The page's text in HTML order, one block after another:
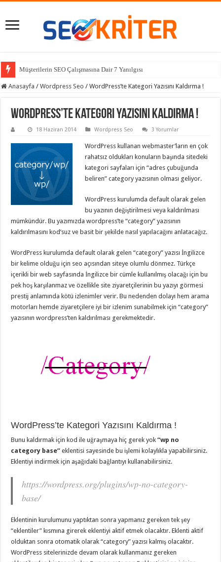
Müşterilerin SEO Çalışmasına Dair 7 Yanılgısı
Anasayfa / Wordpress Seo / WordPress’te Kategori Yazısını Kaldırma !
WordPress’te Kategori Yazısını Kaldırma !
18 Haziran 2014 Wordpress Seo 3 Yorumlar
WordPress kullanan webmaster’ların en çok
rahatsız oldukları konuların başında sitedeki
kategori sayfaları için “adres çubuğunda
beliren” category yazısının olması geliyor.
WordPress kurulumda default olarak gelen
bu yazının değiştirilmesi veya kaldırılması
mümkündür. Bu yazımızda wordpress’te “category” yazısının
kaldırılmasını kod’suz ve basit bir şekilde nasıl yapılacağını anlatacağız.
WordPress kurulumda default olarak gelen “category” yazısı İngilizce
bir kelime olduğu için seo açısından siteye olumlu dönmez. Türkçe
içerikli bir web sayfasında İngilizce bir cümle kullanılmış olacağı için bu
pek hoş karşılanmaz ve özellikle site ziyaretçilerinin bu yazıyı görmesi
prestij anlamında kötü izlenimler verir. Bu nedenden dolayı hem arama
motorları hemde ziyaretçilere iyi bir izlenim sunabilmek için “category”
yazısının wordpress’ten kaldırılması gerekmektedir.
WordPress’te Kategori Yazısını Kaldırma !
Bunu kaldırmak için kod ile uğraşmaya hiç gerek yok“wp no
category base” eklentisi sayesinde bu işlemi kolaylıkla yapabilirsiniz.
Eklentiyi indirmek için aşağıdaki bağlantıyı kullanabilirsiniz.
https://wordpress.org/plugins/wp-no-category-
base/
Eklentinin kurulumunu yaptıktan sonra yapmanız gereken tek şey
“eklentiler” kısmına girerek eklentiyi aktif etmek olacaktır. Eklenti aktif
olduktan sonra otomatik olarak “category” yazısı kalmış olacaktır.
WordPress sitelerinizde devam olarak kullanmanız gereken